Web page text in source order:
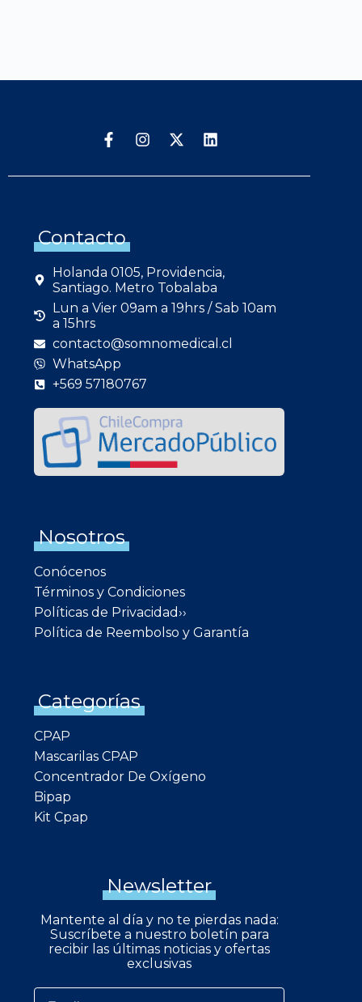
Contacto
Holanda 0105, Providencia,
Santiago. Metro Tobalaba
Lun a Vier 09am a 19hrs / Sab 10am
a 15hrs
contacto@somnomedical.cl
WhatsApp
+569 57180767
Nosotros
Conócenos
Términos y Condiciones
Políticas de Privacidad››
Política de Reembolso y Garantía
Categorías
CPAP
Mascarilas CPAP
Concentrador De Oxígeno
Bipap
Kit Cpap
Newsletter
Mantente al día y no te pierdas nada:
Suscríbete a nuestro boletín para
recibir las últimas noticias y ofertas
exclusivas